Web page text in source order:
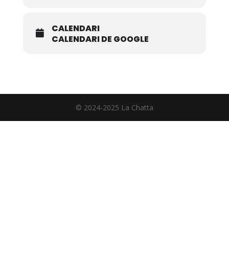
CALENDARI
CALENDARI DE GOOGLE
© 2024-2025 La Chatta